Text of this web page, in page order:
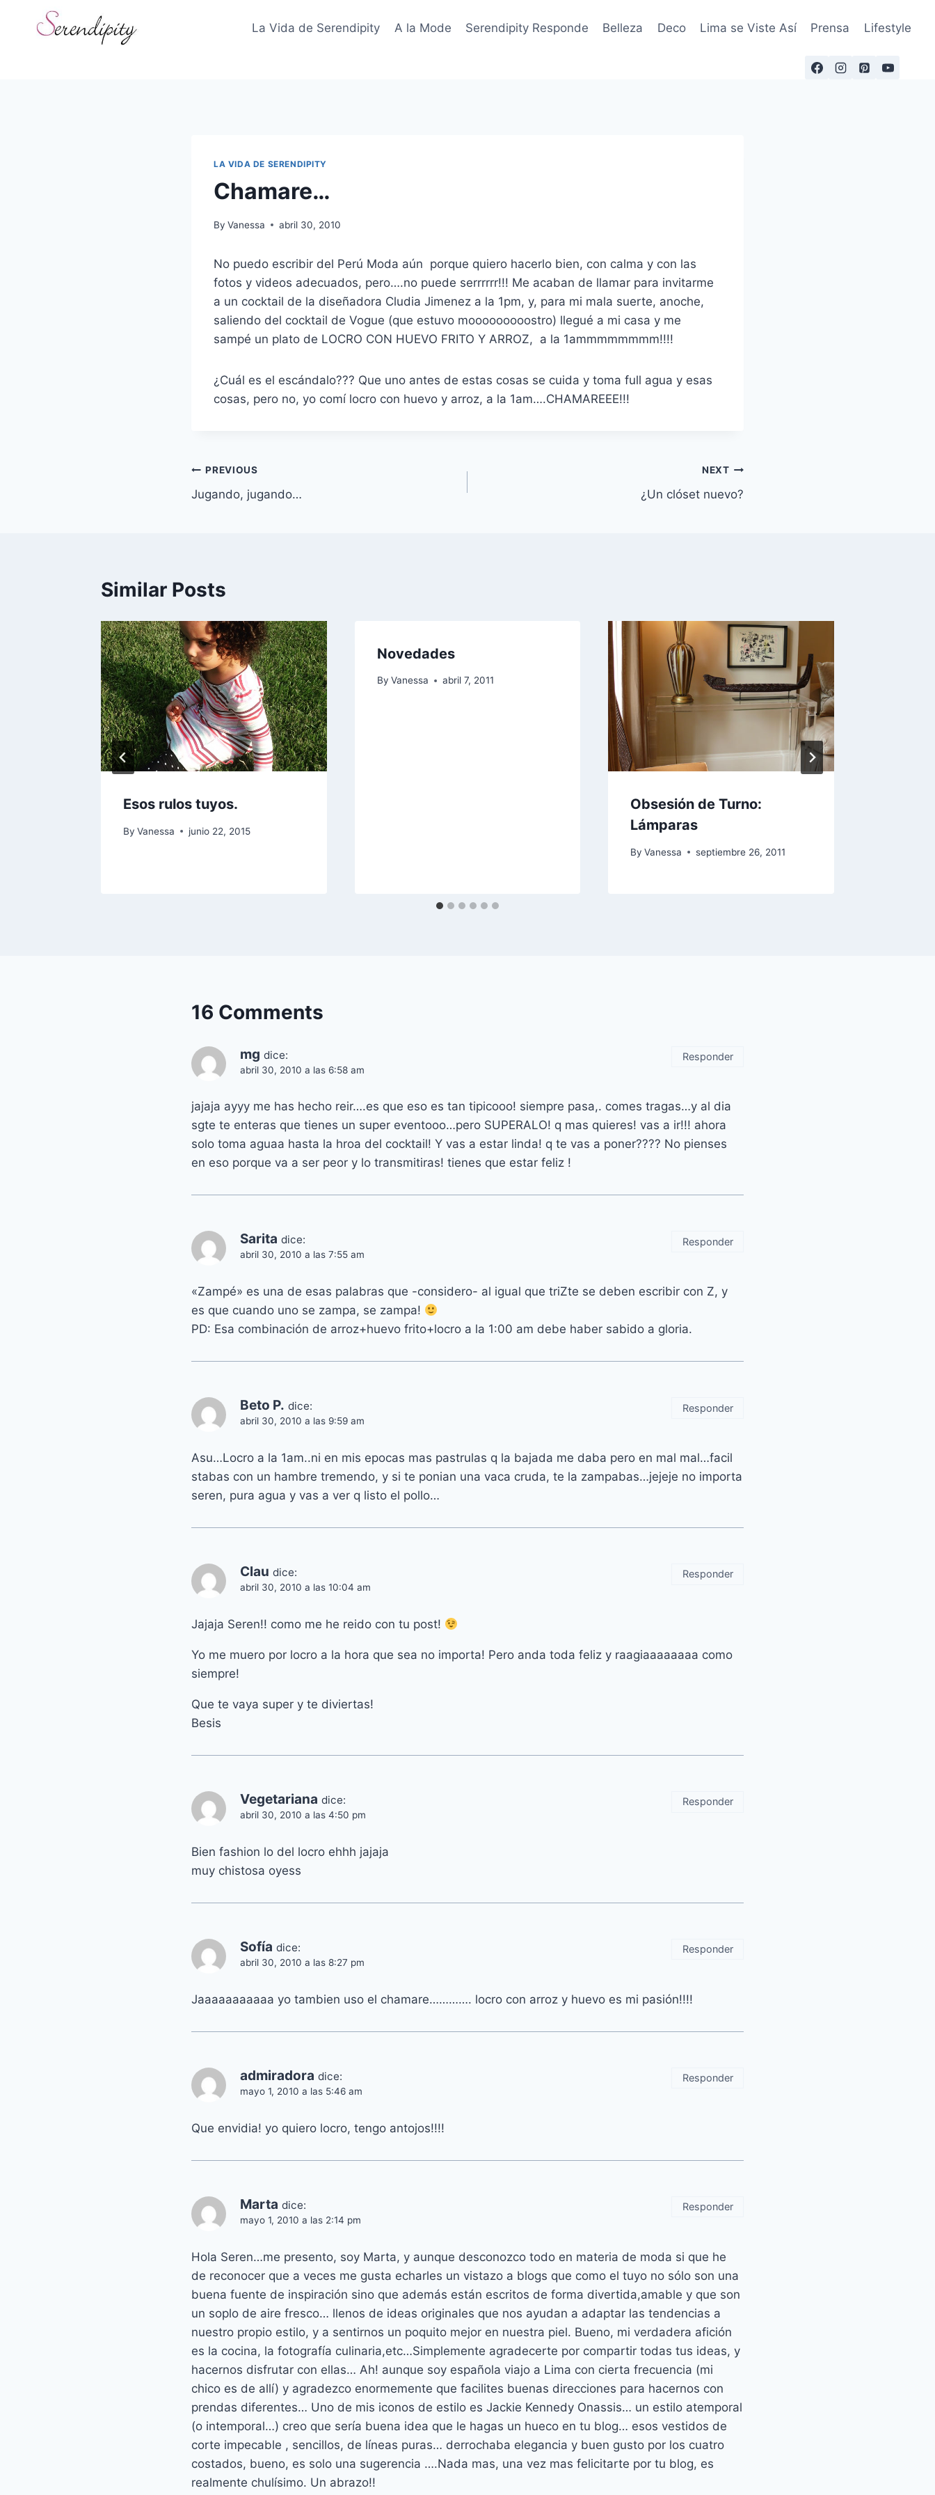
La Vida de Serendipity A la Mode Serendipity Responde Belleza Deco Lima se Viste Así Prensa Lifestyle
LA VIDA DE SERENDIPITY
Chamare…
By Vanessa abril 30, 2010
No puedo escribir del Perú Moda aún porque quiero hacerlo bien, con calma y con las
fotos y videos adecuados, pero….no puede serrrrrr!!! Me acaban de llamar para invitarme
a un cocktail de la diseñadora Cludia Jimenez a la 1pm, y, para mi mala suerte, anoche,
saliendo del cocktail de Vogue (que estuvo mooooooooostro) llegué a mi casa y me
sampé un plato de LOCRO CON HUEVO FRITO Y ARROZ, a la 1ammmmmmmm!!!!
¿Cuál es el escándalo??? Que uno antes de estas cosas se cuida y toma full agua y esas
cosas, pero no, yo comí locro con huevo y arroz, a la 1am….CHAMAREEE!!!
Navegación
de
PREVIOUS
Jugando, jugando…
NEXT
¿Un clóset nuevo?
Similar Posts
Esos rulos tuyos.
By Vanessa junio 22, 2015
Novedades
By Vanessa abril 7, 2011
Obsesión de Turno:
Lámparas
By Vanessa septiembre 26, 2011
16 Comments
mg dice:
abril 30, 2010 a las 6:58 am
jajaja ayyy me has hecho reir….es que eso es tan tipicooo! siempre pasa,. comes tragas…y al dia
sgte te enteras que tienes un super eventooo…pero SUPERALO! q mas quieres! vas a ir!!! ahora
solo toma aguaa hasta la hroa del cocktail! Y vas a estar linda! q te vas a poner???? No pienses
en eso porque va a ser peor y lo transmitiras! tienes que estar feliz !
Responder
Sarita dice:
abril 30, 2010 a las 7:55 am
«Zampé» es una de esas palabras que -considero- al igual que triZte se deben escribir con Z, y
es que cuando uno se zampa, se zampa!
PD: Esa combinación de arroz+huevo frito+locro a la 1:00 am debe haber sabido a gloria.
Responder
Beto P. dice:
abril 30, 2010 a las 9:59 am
Asu…Locro a la 1am..ni en mis epocas mas pastrulas q la bajada me daba pero en mal mal…facil
stabas con un hambre tremendo, y si te ponian una vaca cruda, te la zampabas…jejeje no importa
seren, pura agua y vas a ver q listo el pollo…
Responder
Clau dice:
abril 30, 2010 a las 10:04 am
Jajaja Seren!! como me he reido con tu post!
Yo me muero por locro a la hora que sea no importa! Pero anda toda feliz y raagiaaaaaaaa como
siempre!
Que te vaya super y te diviertas!
Besis
Responder
Vegetariana dice:
abril 30, 2010 a las 4:50 pm
Bien fashion lo del locro ehhh jajaja
muy chistosa oyess
Responder
Sofía dice:
abril 30, 2010 a las 8:27 pm
Jaaaaaaaaaaa yo tambien uso el chamare…………. locro con arroz y huevo es mi pasión!!!!
Responder
admiradora dice:
mayo 1, 2010 a las 5:46 am
Que envidia! yo quiero locro, tengo antojos!!!!
Responder
Marta dice:
mayo 1, 2010 a las 2:14 pm
Hola Seren…me presento, soy Marta, y aunque desconozco todo en materia de moda si que he
de reconocer que a veces me gusta echarles un vistazo a blogs que como el tuyo no sólo son una
buena fuente de inspiración sino que además están escritos de forma divertida,amable y que son
un soplo de aire fresco… llenos de ideas originales que nos ayudan a adaptar las tendencias a
nuestro propio estilo, y a sentirnos un poquito mejor en nuestra piel. Bueno, mi verdadera afición
es la cocina, la fotografía culinaria,etc…Simplemente agradecerte por compartir todas tus ideas, y
hacernos disfrutar con ellas… Ah! aunque soy española viajo a Lima con cierta frecuencia (mi
chico es de allí) y agradezco enormemente que facilites buenas direcciones para hacernos con
prendas diferentes… Uno de mis iconos de estilo es Jackie Kennedy Onassis… un estilo atemporal
(o intemporal…) creo que sería buena idea que le hagas un hueco en tu blog… esos vestidos de
corte impecable , sencillos, de líneas puras… derrochaba elegancia y buen gusto por los cuatro
costados, bueno, es solo una sugerencia ….Nada mas, una vez mas felicitarte por tu blog, es
realmente chulísimo. Un abrazo!!
Responder